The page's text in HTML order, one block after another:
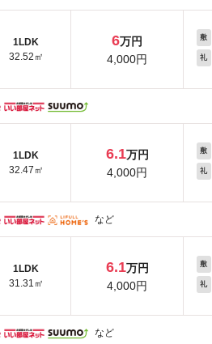
1LDK
32.52㎡
6万円
4,000円
敷
礼
1LDK
32.47㎡
6.1万円
4,000円
敷
礼
など
1LDK
31.31㎡
6.1万円
4,000円
敷
礼
など